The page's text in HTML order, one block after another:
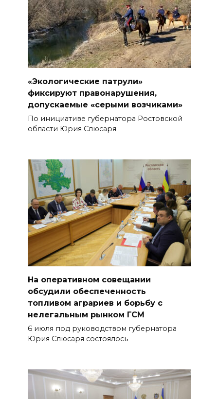
«Экологические патрули»
фиксируют правонарушения,
допускаемые «серыми возчиками»
По инициативе губернатора Ростовской
области Юрия Слюсаря
На оперативном совещании
обсудили обеспеченность
топливом аграриев и борьбу с
нелегальным рынком ГСМ
6 июля под руководством губернатора
Юрия Слюсаря состоялось